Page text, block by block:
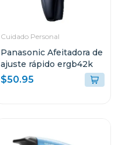
Cuidado Personal
Panasonic Afeitadora de
ajuste rápido ergb42k
$50.95